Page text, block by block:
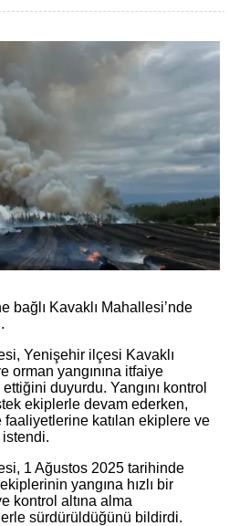
bağlı Kavaklı Mahallesi’nde
Yenişehir ilçesi Kavaklı
orman yangınına itfaiye
duyurdu. Yangını kontrol
ekiplerle devam ederken,
faaliyetlerine katılan ekiplere ve
istendi.
1 Ağustos 2025 tarihinde
yangına hızlı bir
kontrol altına alma
sürdürüldüğünü bildirdi.